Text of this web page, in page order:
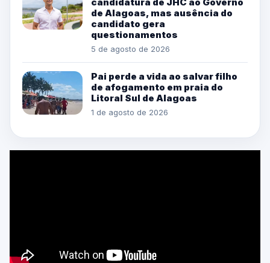
de Alagoas, mas ausência do
candidato gera
questionamentos
5 de agosto de 2026
Pai perde a vida ao salvar filho
de afogamento em praia do
Litoral Sul de Alagoas
1 de agosto de 2026